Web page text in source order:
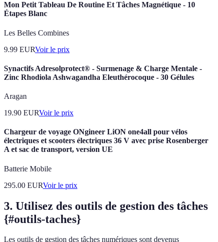
Mon Petit Tableau De Routine Et Tâches Magnétique - 10
Étapes Blanc
Les Belles Combines
9.99 EURVoir le prix
Synactifs Adresolprotect® - Surmenage & Charge Mentale -
Zinc Rhodiola Ashwagandha Eleuthérocoque - 30 Gélules
Aragan
19.90 EURVoir le prix
Chargeur de voyage ONgineer LiON one4all pour vélos
électriques et scooters électriques 36 V avec prise Rosenberger
A et sac de transport, version UE
Batterie Mobile
295.00 EURVoir le prix
3. Utilisez des outils de gestion des tâches
{#outils-taches}
Les outils de gestion des tâches numériques sont devenus